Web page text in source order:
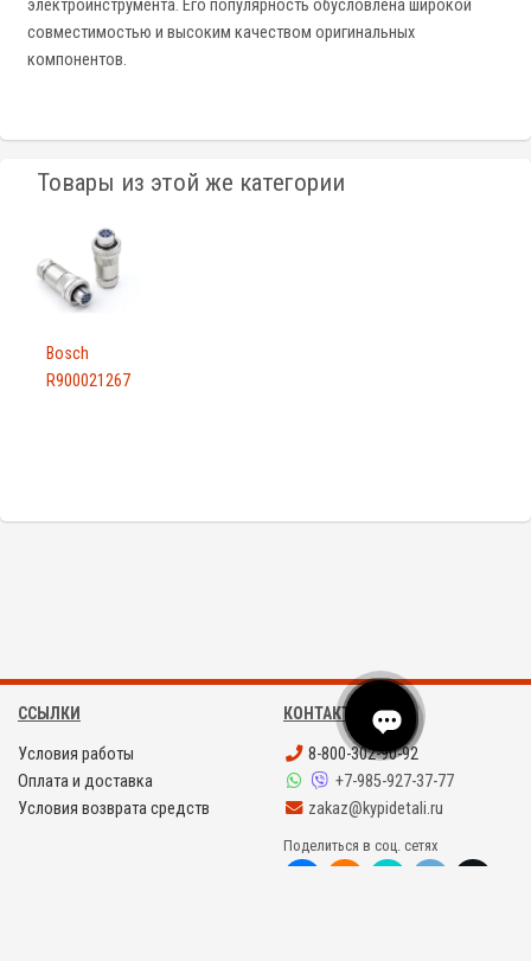
электроинструмента. Его популярность обусловлена широкой
совместимостью и высоким качеством оригинальных
компонентов.
Товары из этой же категории
Bosch
R900021267
ССЫЛКИ
Условия работы
Оплата и доставка
Условия возврата средств
КОНТАКТЫ
8-800-302-90-92
+7-985-927-37-77
zakaz@kypidetali.ru
Поделиться в соц. сетях